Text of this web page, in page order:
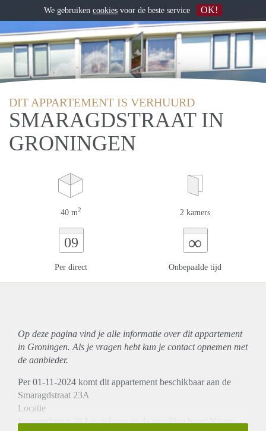
DIT APPARTEMENT IS VERHUURD
SMARAGDSTRAAT IN
GRONINGEN
40 m2 2 kamers
09
Per direct
∞
Onbepaalde tijd
Op deze pagina vind je alle informatie over ditappartement
in Groningen. Als je vragen hebt kun je contact opnemen met
de aanbieder.
Per 01-11-2024 komt dit appartement beschikbaar aan de
Smaragdstraat 23A
Locatie
Smaragdstraat 23A is gelegen in de gezellige buurt Nieuw-
We gebruiken cookies voor de beste service OK!